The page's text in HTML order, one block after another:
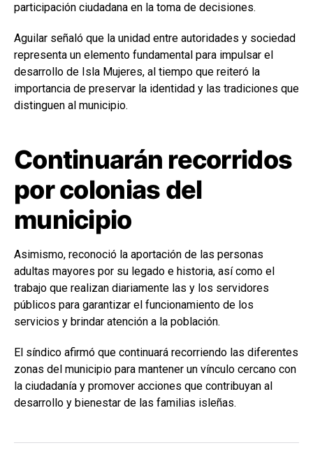
participación ciudadana en la toma de decisiones.
Aguilar señaló que la unidad entre autoridades y sociedad
representa un elemento fundamental para impulsar el
desarrollo de Isla Mujeres, al tiempo que reiteró la
importancia de preservar la identidad y las tradiciones que
distinguen al municipio.
Continuarán recorridos
por colonias del
municipio
Asimismo, reconoció la aportación de las personas
adultas mayores por su legado e historia, así como el
trabajo que realizan diariamente las y los servidores
públicos para garantizar el funcionamiento de los
servicios y brindar atención a la población.
El síndico afirmó que continuará recorriendo las diferentes
zonas del municipio para mantener un vínculo cercano con
la ciudadanía y promover acciones que contribuyan al
desarrollo y bienestar de las familias isleñas.